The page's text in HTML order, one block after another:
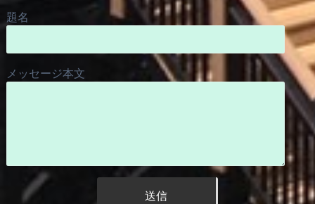
題名
メッセージ本文